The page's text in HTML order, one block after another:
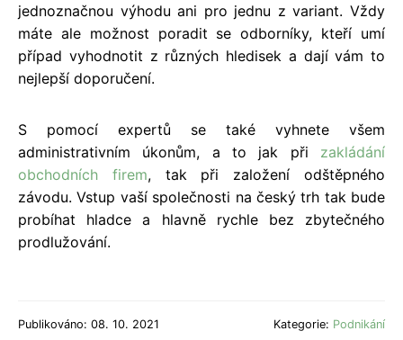
jednoznačnou výhodu ani pro jednu z variant. Vždy
máte ale možnost poradit se odborníky, kteří umí
případ vyhodnotit z různých hledisek a dají vám to
nejlepší doporučení.
S pomocí expertů se také vyhnete všem
administrativním úkonům, a to jak při zakládání
obchodních firem, tak při založení odštěpného
závodu. Vstup vaší společnosti na český trh tak bude
probíhat hladce a hlavně rychle bez zbytečného
prodlužování.
Publikováno: 08. 10. 2021 Kategorie: Podnikání